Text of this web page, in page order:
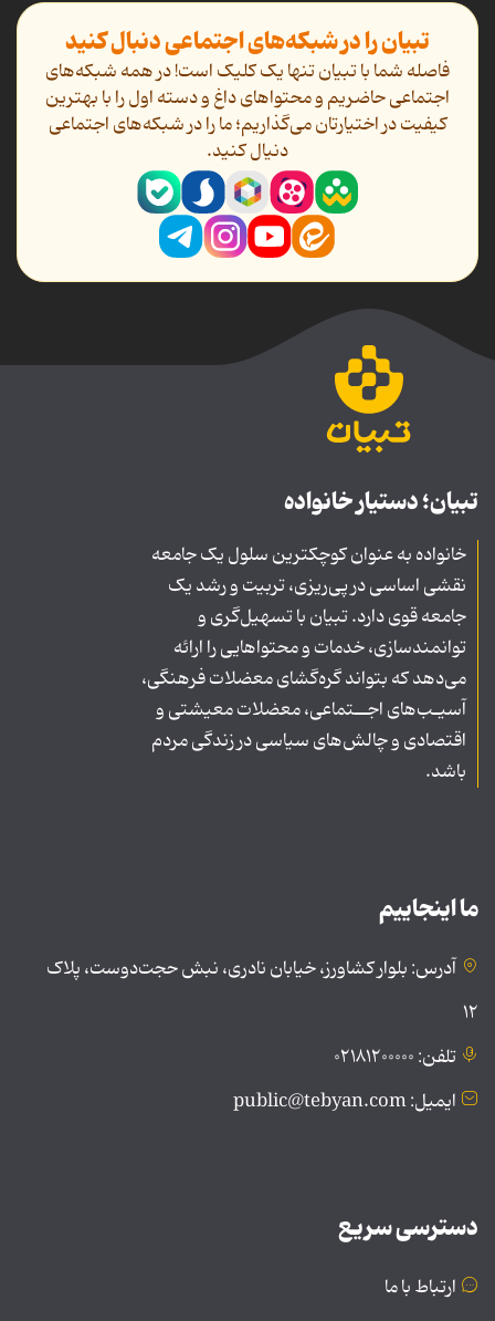
تبیان را در شبکه‌های اجتماعی دنبال کنید
فاصله شما با تبیان تنها یک کلیک است! در همه شبکه‌های
اجتماعی حاضریم و محتواهای داغ و دسته اول را با بهترین
کیفیت در اختیارتان می‌گذاریم؛ ما را در شبکه‌های اجتماعی
دنیال کنید.
تبیان؛ دستیار خانواده
خانواده به عنوان کوچکترین سلول یک جامعه
نقشی اساسی در پی‌ریزی، تربیت و رشد یک
جامعه قوی دارد. تبیان با تسهیل‌گری و
توانمندسازی، خدمات و محتواهایی را ارائه
می‌دهد که بتواند گره‌گشای معضلات فرهنگی،
آسیـب‌های اجــتماعی، معضلات معیشتی و
اقتصادی و چالش‌های سیاسی در زندگی مردم
باشد.
ما اینجاییم
آدرس: بلوار کشاورز، خیابان نادری، نبش حجت‌دوست، پلاک
۱۲
تلفن: ۰۲۱۸۱۲۰۰۰۰۰
ایمیل: public@tebyan.com
دسترسی سریع
ارتباط با ما